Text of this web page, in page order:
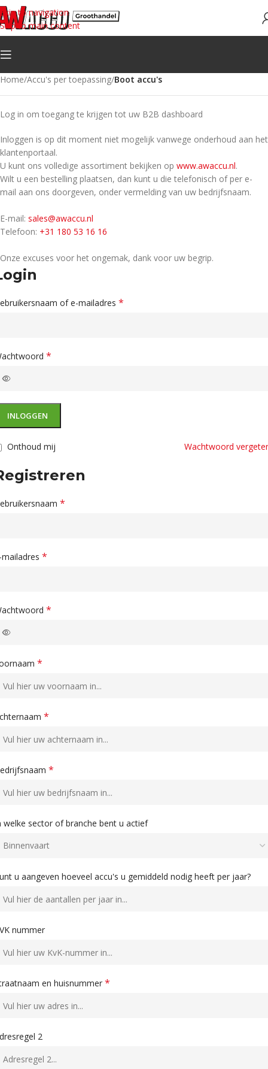
Skip to navigation
Skip to main content
Home/Accu's per toepassing/Boot accu's
Log in om toegang te krijgen tot uw B2B dashboard
Inloggen is op dit moment niet mogelijk vanwege onderhoud aan het
klantenportaal.
U kunt ons volledige assortiment bekijken op www.awaccu.nl.
Wilt u een bestelling plaatsen, dan kunt u die telefonisch of per e-
mail aan ons doorgeven, onder vermelding van uw bedrijfsnaam.
E-mail: sales@awaccu.nl
Telefoon: +31 180 53 16 16
Onze excuses voor het ongemak, dank voor uw begrip.
of e-mailadres *
*
INLOGGEN
Wachtwoord
Onthoud mij
*
mailadres *
*
*
*
*
welke sector of branche bent u actief
u aangeven hoeveel accu's u gemiddeld nodig heeft per jaar?
nummer
en huisnummer *
2